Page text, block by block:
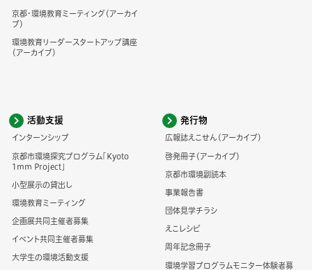
京都・環境教育ミーティング（アーカイ
ブ）
環境教育リーダースタートアップ講座
（アーカイブ）
活動支援
インターンシップ
京都市環境探究プログラム「Kyoto
1mm Project」
小型展示の貸出し
環境教育ミーティング
企画展共同主催者募集
イベント共同主催者募集
大学生の環境活動支援
発行物
広報誌えこせん（アーカイブ）
啓発冊子（アーカイブ）
京都市環境副読本
事業報告書
団体見学チラシ
えこレシピ
周年記念冊子
環境学習プログラムモニター体験者募